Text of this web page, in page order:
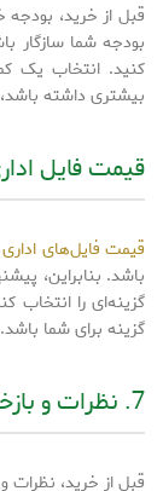
قبل از خرید،
بودجه شما سازگار
کنید. انتخاب یک
بیشتری داشته
قیمت فایل
قیمت فایل‌های اداری
باشد. بنابراین،
گزینه‌ای را انتخاب
گزینه برای شما باشد.
7. نظرات و بازخوردها
قبل از خرید، نظرات